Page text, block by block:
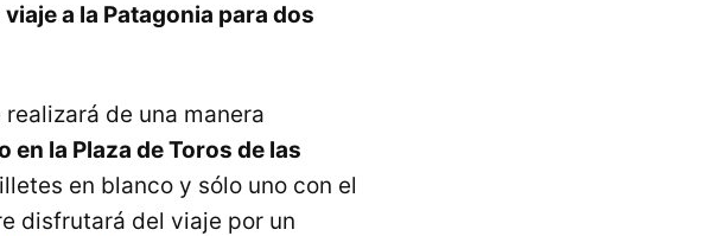
viaje a la Patagonia para dos
realizará de una manera
en la Plaza de Toros de las
en blanco y sólo uno con el
disfrutará del viaje por un